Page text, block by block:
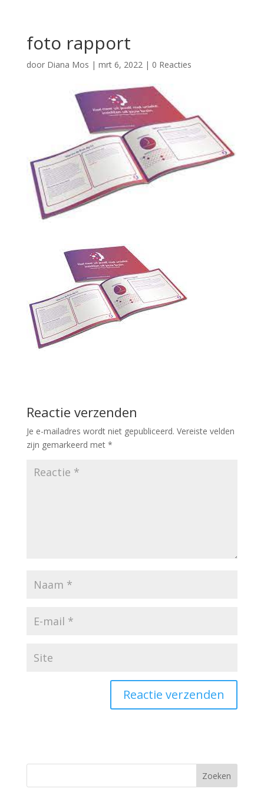
foto rapport
door Diana Mos | mrt 6, 2022| 0 Reacties
Reactie verzenden
Je e-mailadres wordt niet gepubliceerd. Vereiste velden
zijn gemarkeerd met *